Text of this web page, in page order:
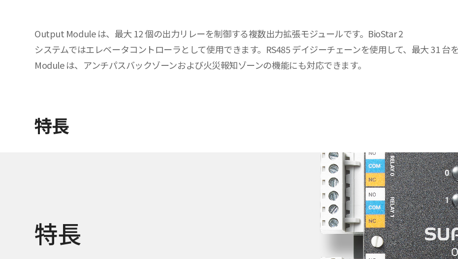
Output Module は、最大 12 個の出力リレーを制御する複数出力拡張モジュールです。BioStar 2
システムではエレベータコントローラとして使用できます。RS485 デイジーチェーンを使用して、最大 31
Module は、アンチパスバックゾーンおよび火災報知ゾーンの機能にも対応できます。
特長
特長